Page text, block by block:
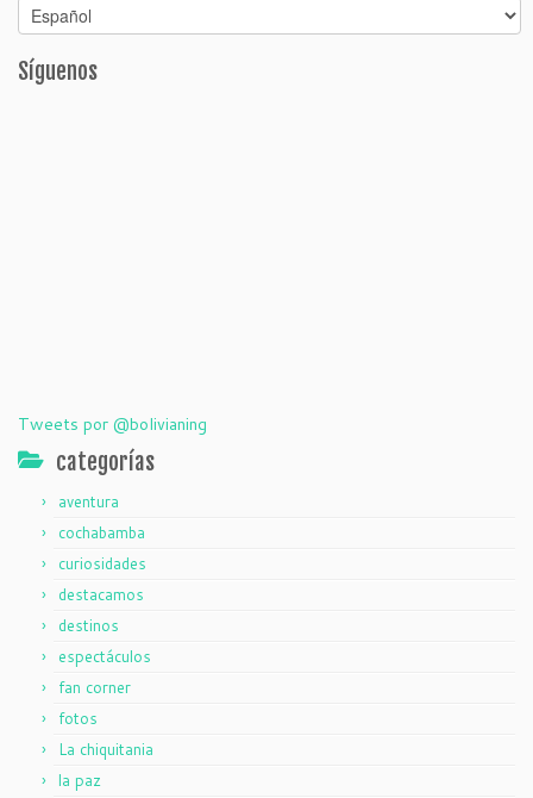
Síguenos
Tweets por @bolivianing
categorías
aventura
cochabamba
curiosidades
destacamos
destinos
espectáculos
fan corner
fotos
La chiquitania
la paz